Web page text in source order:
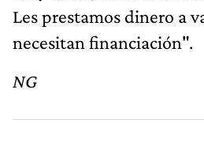
Les prestamos dinero a
necesitan financiación".
NG